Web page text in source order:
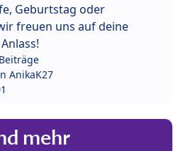
Geburtstag oder
freuen uns auf deine
AnikaK27
mehr